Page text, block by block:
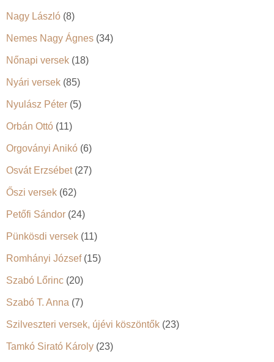
Nagy László (8)
Nemes Nagy Ágnes (34)
Nőnapi versek (18)
Nyári versek (85)
Nyulász Péter (5)
Orbán Ottó (11)
Orgoványi Anikó (6)
Osvát Erzsébet(27)
Őszi versek (62)
Petőfi Sándor (24)
Pünkösdi versek (11)
Romhányi József(15)
Szabó Lőrinc (20)
Szabó T. Anna (7)
Szilveszteri versek, újévi köszöntők (23)
Tamkó Sirató Károly (23)